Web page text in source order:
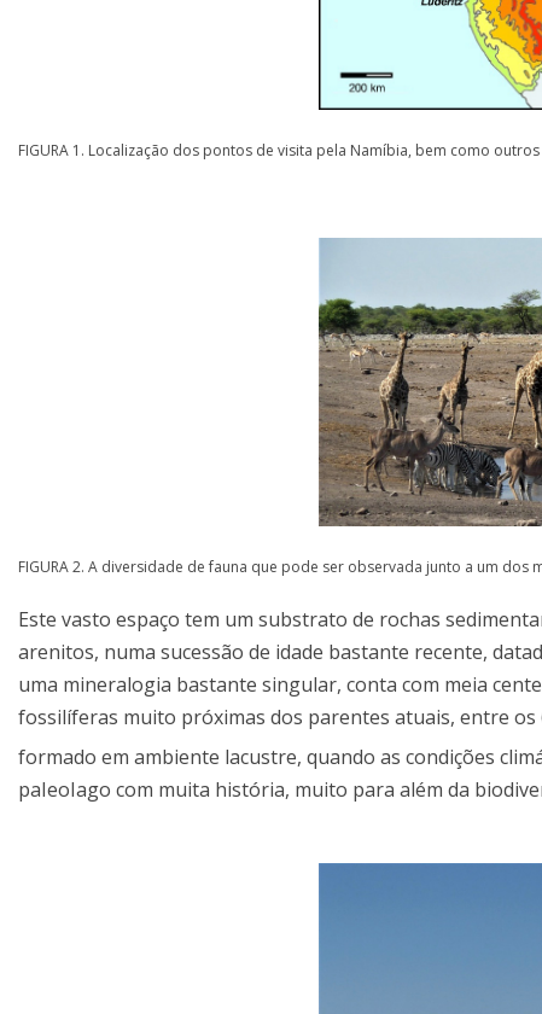
FIGURA 1. Localização dos pontos de visita pela Namíbia, bem como
FIGURA 2. A diversidade de fauna que pode ser observada junto a um
Este vasto espaço tem um substrato de rochas
arenitos, numa sucessão de idade bastante recente,
uma mineralogia bastante singular, conta com meia
fossilíferas muito próximas dos parentes atuais, entre
formado em ambiente lacustre, quando as condições
paIeoIago com muita história, muito para além da